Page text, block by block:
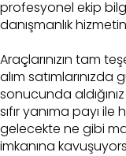
profesyonel ekip
danışmanlık
Araçlarınızın tam
alım satımlarınızda
sonucunda
sıfır yanıma payı ile
gelecekte ne gibi
imkanına